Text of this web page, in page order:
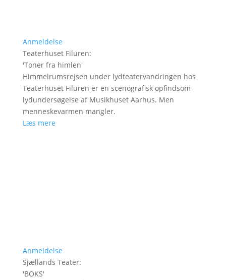
Anmeldelse
Teaterhuset Filuren:
'Toner fra himlen'
Himmelrumsrejsen under lydteatervandringen hos
Teaterhuset Filuren er en scenografisk opfindsom
lydundersøgelse af Musikhuset Aarhus. Men
menneskevarmen mangler.
Læs mere
Anmeldelse
Sjællands Teater:
'BOKS'